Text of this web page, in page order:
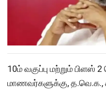
10ம் வகுப்பு மற்றும் பிளஸ்
மாணவர்களுக்கு, த.வெ.க.,